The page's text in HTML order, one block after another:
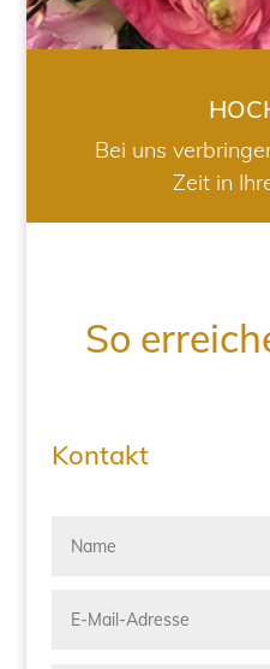
Bei uns
Zeit in
So
Kontakt